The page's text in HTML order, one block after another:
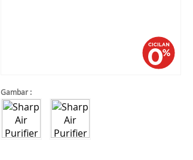
Gambar :